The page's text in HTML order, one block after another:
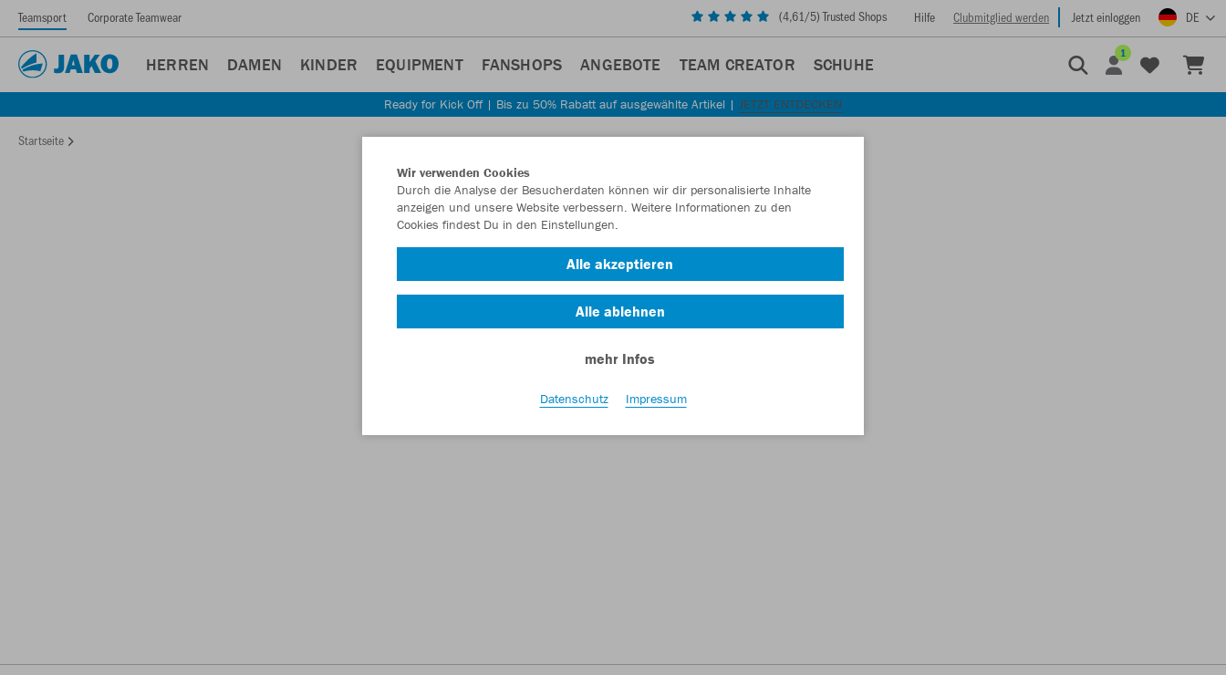
Teamsport Corporate Teamwear (4,61/5) Trusted Shops Hilfe Clubmitglied werden Jetzt einloggen DE
HERREN DAMEN KINDER EQUIPMENT FANSHOPS ANGEBOTE TEAM CREATOR SCHUHE
1
Ready for Kick Off | Bis zu 50% Rabatt auf ausgewählte Artikel | JETZT ENTDECKEN
Startseite
Wir verwenden Cookies
Durch die Analyse der Besucherdaten können wir dir personalisierte Inhalte
anzeigen und unsere Website verbessern. Weitere Informationen zu den
Cookies findest Du in den Einstellungen.
Alle akzeptieren
Alle ablehnen
mehr Infos
Datenschutz Impressum